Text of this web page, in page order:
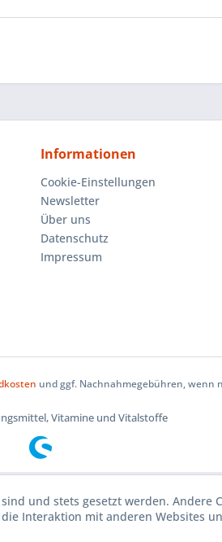
Informationen
Cookie-Einstellungen
Newsletter
Über uns
Datenschutz
Impressum
und ggf. Nachnahmegebühren, wenn
Vitamine und Vitalstoffe
und stets gesetzt werden. Andere
Interaktion mit anderen Websites